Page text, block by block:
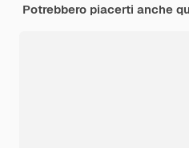
Potrebbero piacerti anche